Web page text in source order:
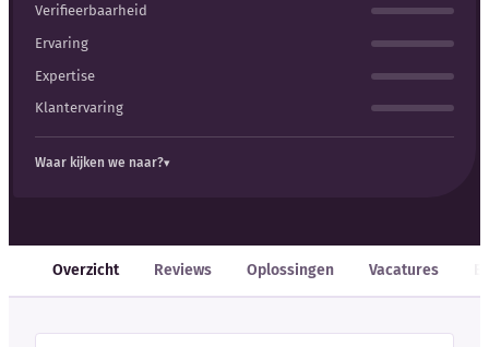
Auteurs
Verifieerbaarheid
Ervaring
Expertise
Klantervaring
Waar kijken we naar?
Overzicht Reviews Oplossingen Vacatures